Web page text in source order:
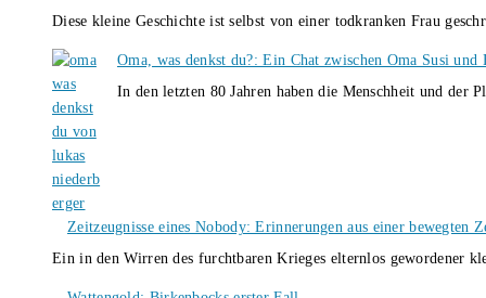
Diese kleine Geschichte ist selbst von einer todkranken Frau
Oma, was denkst du?: Ein Chat zwischen Oma Susi
In den letzten 80 Jahren haben die Menschheit und
Zeitzeugnisse eines Nobody: Erinnerungen aus einer bewegten
Ein in den Wirren des furchtbaren Krieges elternlos gewordener